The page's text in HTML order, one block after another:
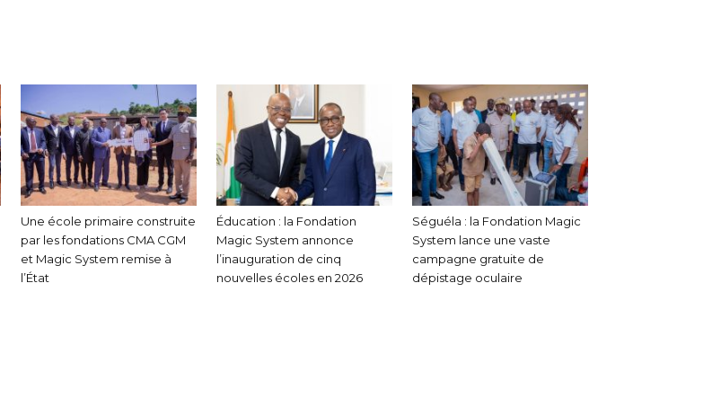
rencontre
Une école primaire construite
par les fondations CMA CGM
et Magic System remise à
l’État
Éducation : la Fondation
Magic System annonce
l’inauguration de cinq
nouvelles écoles en 2026
Séguéla : la Fondation Magic
System lance une vaste
campagne gratuite de
dépistage oculaire